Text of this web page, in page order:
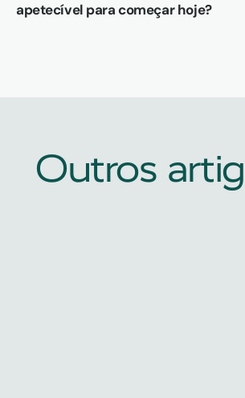
apetecível para começar hoje?
Outros